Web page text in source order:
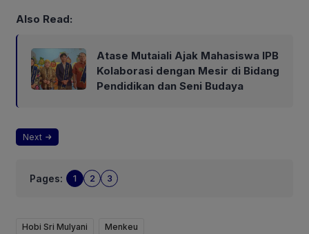
Also Read:
Atase Mutaiali Ajak Mahasiswa IPB
Kolaborasi dengan Mesir di Bidang
Pendidikan dan Seni Budaya
Next
Pages: 1 2 3
Hobi Sri Mulyani Menkeu